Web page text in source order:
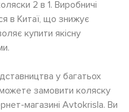
2 в 1. Виробничі
в Китаї, що знижує
купити якісну
у багатьох
можете замовити коляску
магазині Avtokrisla. Ви